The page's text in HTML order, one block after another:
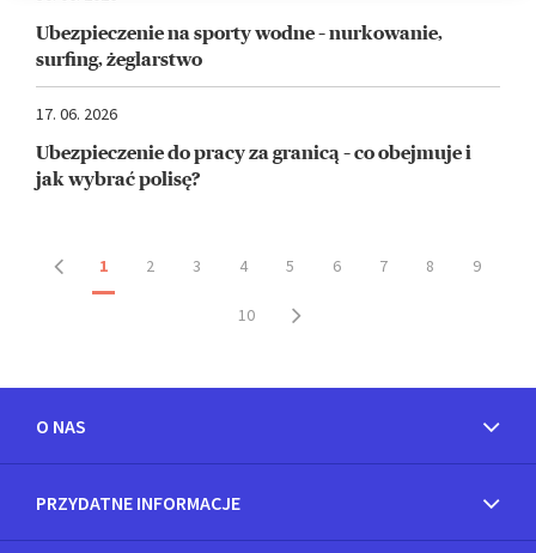
Ubezpieczenie na sporty wodne – nurkowanie,
surfing, żeglarstwo
17. 06. 2026
Ubezpieczenie do pracy za granicą – co obejmuje i
jak wybrać polisę?
1 2 3 4 5 6 7 8 9
10
O NAS
PRZYDATNE INFORMACJE